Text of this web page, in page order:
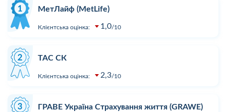
МетЛайф (MetLife)
Клієнтська оцінка: 1,0 10
ТАС СК
Клієнтська оцінка: 2,3 10
ГРАВЕ Україна Страхування життя (GRAWE)